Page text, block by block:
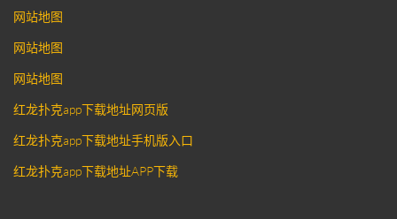
网站地图
网站地图
网站地图
红龙扑克app下载地址网页版
红龙扑克app下载地址手机版入口
红龙扑克app下载地址APP下载